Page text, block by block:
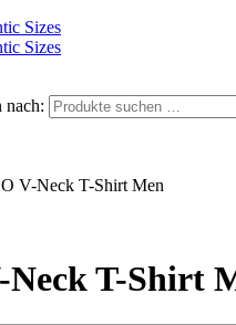
nach:
V-Neck T-Shirt Men
Neck T-Shirt